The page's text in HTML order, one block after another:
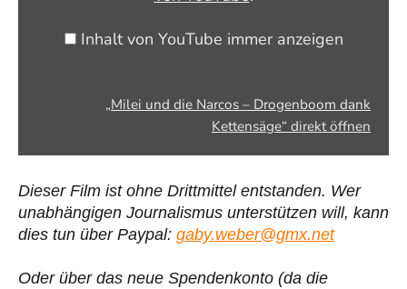
Inhalt von YouTube immer anzeigen
„Milei und die Narcos – Drogenboom dank
Kettensäge“ direkt öffnen
Dieser Film ist ohne Drittmittel entstanden. Wer
unabhängigen Journalismus unterstützen will, kann
dies tun über Paypal: gaby.weber@gmx.net
Oder über das neue Spendenkonto (da die